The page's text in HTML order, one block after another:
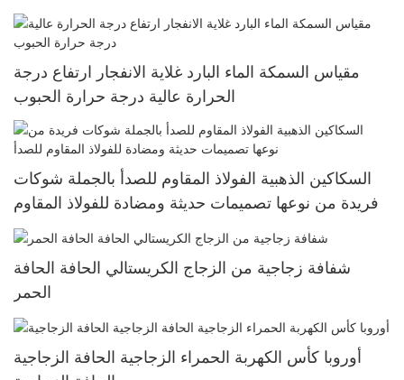
مقياس السمكة الماء البارد غلاية الانفجار ارتفاع درجة
الحرارة عالية درجة حرارة الحبوب
السكاكين الذهبية الفولاذ المقاوم للصدأ بالجملة شوكات
فريدة من نوعها تصميمات حديثة ومضادة للفولاذ المقاوم
للصدأ
شفافة زجاجية من الزجاج الكريستالي الحافة الحافة
الحمر
أوروبا كأس الكهربة الحمراء الزجاجية الحافة الزجاجية